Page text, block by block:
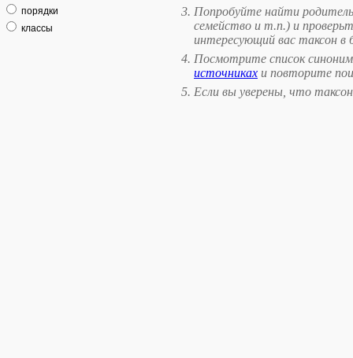
порядки
классы
Попробуйте найти
семейство и т.п.) и
интересующий вас таксон в
Посмотрите список
источниках и повторите
Если вы уверены, что